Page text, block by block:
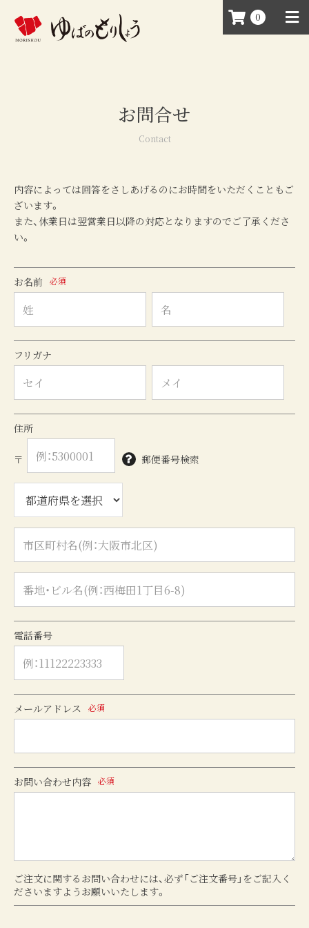
0
お問合せ
Contact
内容によっては回答をさしあげるのにお時間をいただくこともご
ざいます。
また、休業日は翌営業日以降の対応となりますのでご了承くださ
い。
お名前 必須
フリガナ
住所
〒 郵便番号検索
電話番号
メールアドレス 必須
お問い合わせ内容 必須
ご注文に関するお問い合わせには、必ず「ご注文番号」をご記入く
ださいますようお願いいたします。